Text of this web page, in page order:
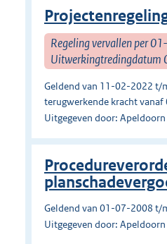
Regeling vervallen per
Geldend van 11-02-2022
terugwerkende kracht
Uitgegeven door: Apeldoorn
Geldend van 01-07-2008 t/
Uitgegeven door: Apeldoorn